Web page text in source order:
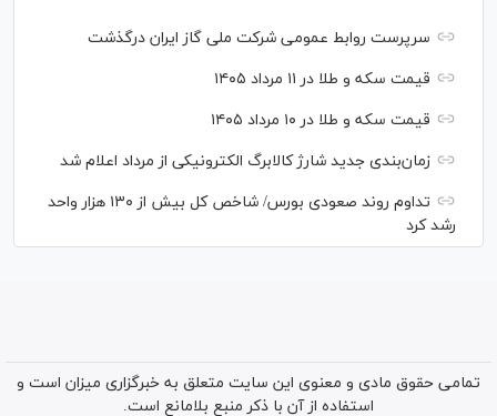
سرپرست روابط عمومی شرکت ملی گاز ایران درگذشت
قیمت سکه و طلا در ۱۱ مرداد ۱۴۰۵
قیمت سکه و طلا در ۱۰ مرداد ۱۴۰۵
زمان‌بندی جدید شارژ کالابرگ الکترونیکی از مرداد اعلام شد
تداوم روند صعودی بورس/ شاخص کل بیش از ۱۳۰ هزار واحد
رشد کرد
تمامی حقوق مادی و معنوی این سایت متعلق به خبرگزاری میزان است و
استفاده از آن با ذکر منبع بلامانع است.